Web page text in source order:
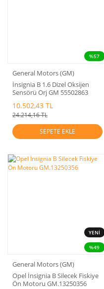
%57
General Motors (GM)
İnsignia B 1.6 Dizel Oksijen
Sensörü Orj GM 55502863
10.502,43 TL
24.214,16 TL
SEPETE EKLE
YENİ
%49
General Motors (GM)
Opel İnsignia B Silecek Fiskiye
Ön Motoru GM.13250356